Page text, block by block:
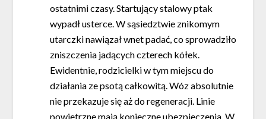
ostatnimi czasy. Startujący stalowy ptak
wypadł usterce. W sąsiedztwie znikomym
utarczki nawiązał wnet padać, co sprowadziło
zniszczenia jadących czterech kółek.
Ewidentnie, rodzicielki w tym miejscu do
działania ze psotą całkowitą. Wóz absolutnie
nie przekazuje się aż do regeneracji. Linie
powietrzne mają konieczne ubezpieczenia. W